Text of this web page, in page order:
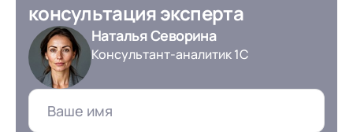
консультация эксперта
Наталья Севорина
Консультант-аналитик 1С